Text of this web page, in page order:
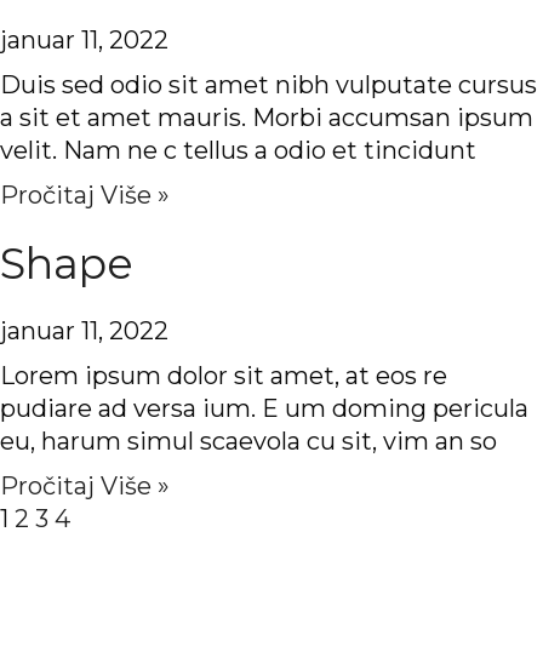
januar 11, 2022
Duis sed odio sit amet nibh vulputate cursus
a sit et amet mauris. Morbi accumsan ipsum
velit. Nam ne c tellus a odio et tincidunt
Pročitaj Više »
Shape
januar 11, 2022
Lorem ipsum dolor sit amet, at eos re
pudiare ad versa ium. E um doming pericula
eu, harum simul scaevola cu sit, vim an so
Pročitaj Više »
1 2 3 4